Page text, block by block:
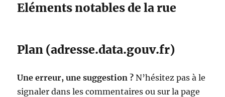
Eléments notables de la rue
Plan (adresse.data.gouv.fr)
Une erreur, une suggestion ? N’hésitez pas à le
signaler dans les commentaires ou sur la page